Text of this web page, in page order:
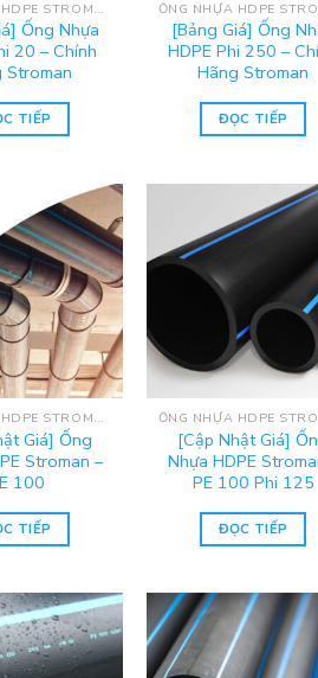
ỐNG NHỰA HDPE STROMAN
Ống Nhựa
20 – Chính
Stroman
TIẾP
[Bảng Giá] Ống
HDPE Phi 250 –
Hãng Stroman
ĐỌC TIẾP
ỐNG NHỰA HDPE STROMAN
Giá] Ống
Stroman –
100
TIẾP
[Cập Nhật Giá]
Nhựa HDPE
PE 100 Phi 125
ĐỌC TIẾP